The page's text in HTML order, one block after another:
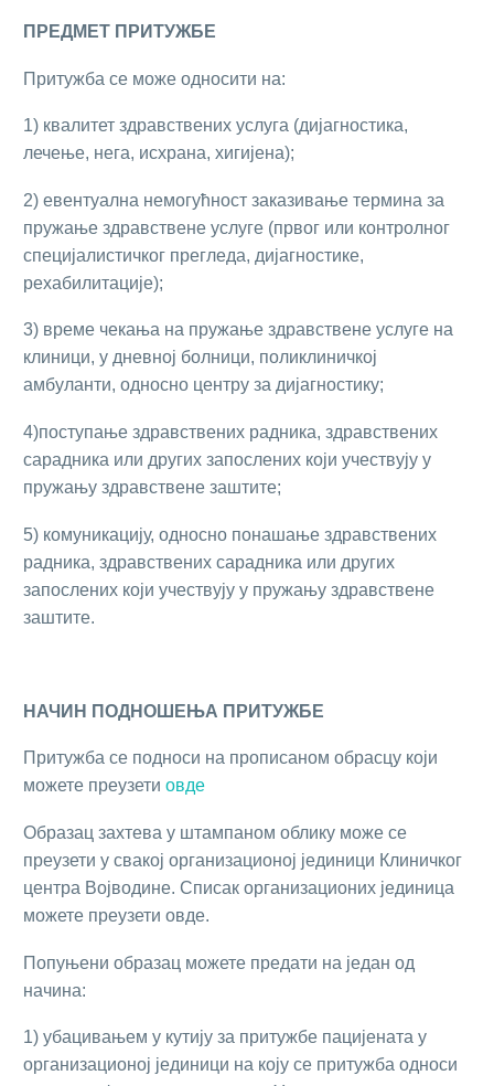
ПРЕДМЕТ ПРИТУЖБЕ
Притужба се може односити на:
1) квалитет здравствених услуга (дијагностика,
лечење, нега, исхрана, хигијена);
2) евентуална немогућност заказивање термина за
пружање здравствене услуге (првог или контролног
специјалистичког прегледа, дијагностике,
рехабилитације);
3) време чекања на пружање здравствене услуге на
клиници, у дневној болници, поликлиничкој
амбуланти, односно центру за дијагностику;
4)поступање здравствених радника, здравствених
сарадника или других запослених који учествују у
пружању здравствене заштите;
5) комуникацију, односно понашање здравствених
радника, здравствених сарадника или других
запослених који учествују у пружању здравствене
заштите.
НАЧИН ПОДНОШЕЊА ПРИТУЖБЕ
Притужба се подноси на прописаном обрасцу који
можете преузети овде
Образац захтева у штампаном облику може се
преузети у свакој организационој јединици Клиничког
центра Војводине. Списак организационих јединица
можете преузети овде.
Попуњени образац можете предати на један од
начина:
1) убацивањем у кутију за притужбе пацијената у
организационој јединици на коју се притужба односи